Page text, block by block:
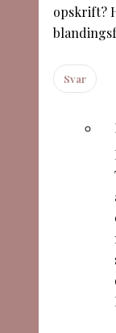
opskrift?
Svar